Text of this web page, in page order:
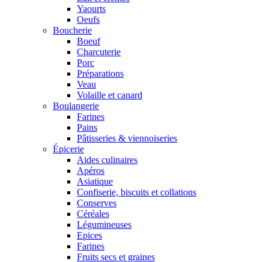
Yaourts
Oeufs
Boucherie
Boeuf
Charcuterie
Porc
Préparations
Veau
Volaille et canard
Boulangerie
Farines
Pains
Pâtisseries & viennoiseries
Épicerie
Aides culinaires
Apéros
Asiatique
Confiserie, biscuits et collations
Conserves
Céréales
Légumineuses
Epices
Farines
Fruits secs et graines